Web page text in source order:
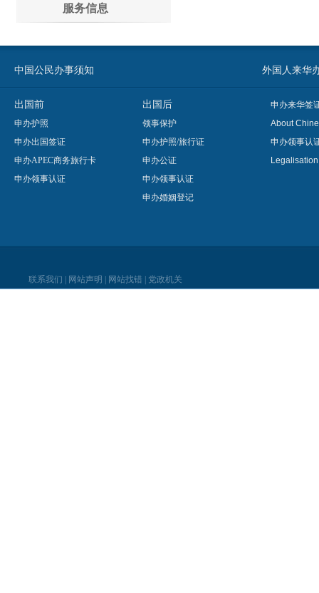
服务信息
中国公民办事须知 外国人来华
出国前
申办护照
申办出国签证
申办APEC商务旅行卡
申办领事认证
出国后
领事保护
申办护照/旅行证
申办公证
申办领事认证
申办婚姻登记
申办来华签
About
申办领事认
联系我们 网站声明 网站找错 党政机关